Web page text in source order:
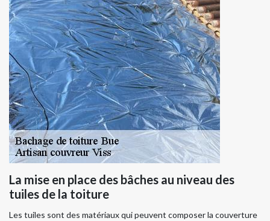
La mise en place des bâches au niveau des
tuiles de la toiture
Les tuiles sont des matériaux qui peuvent composer la couverture